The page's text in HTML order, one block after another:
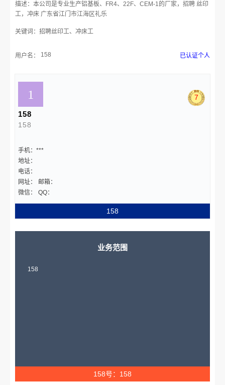
描述：本公司是专业生产铝基板、FR4、22F、CEM-1的厂家，招聘 丝印
工，冲床 广东省江门市江海区礼乐
关键词：招聘丝印工、冲床工
用户名： 158 已认证个人
158
158
7
手机：***
地址：
电话：
网址：
邮箱：
微信：
QQ：
158
业务范围
158
158号：158